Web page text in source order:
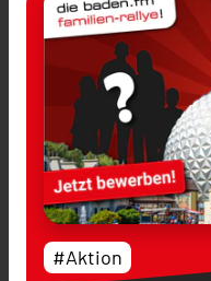
#Aktion